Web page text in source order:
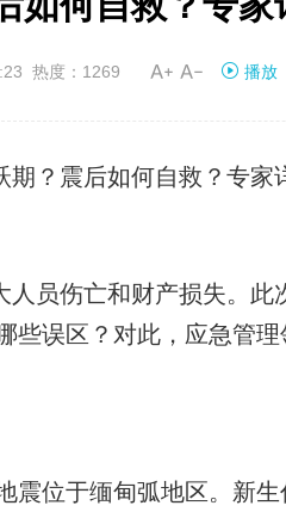
热度：1269  播放
期？震后如何自救？专家
员伤亡和财产损失。此
些误区？对此，应急管
位于缅甸弧地区。新生